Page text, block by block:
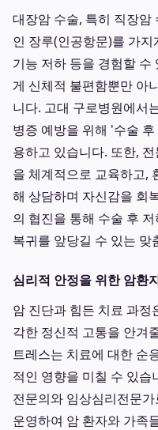
대장암 수술, 특히 직장암
인 장루(인공항문)를 가
기능 저하 등을 경험할 수
게 신체적 불편함뿐만 아
니다. 고대 구로병원에서
병증 예방을 위해 '수술
용하고 있습니다. 또한,
을 체계적으로 교육하고,
해 상담하며 자신감을 회
의 협진을 통해 수술 후
복귀를 앞당길 수 있는
심리적 안정을 위한 암환
암 진단과 힘든 치료 과정
각한 정신적 고통을 안겨
트레스는 치료에 대한 순
적인 영향을 미칠 수 있습
전문의와 임상심리전문
운영하여 암 환자와 가족